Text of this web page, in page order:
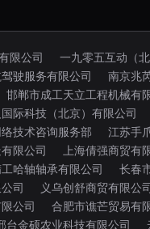
限公司 一九零五互动（
驶服务有限公司 南京兆
邯郸市成工天立工程机械有
际科技（北京）有限公司
技术咨询服务部 江苏手
限公司 上海倩强商贸有
哈轴轴承有限公司 长春
司 义乌创舒商贸有限公
公司 合肥市谯芒贸易有
台金硕农业科技有限公司